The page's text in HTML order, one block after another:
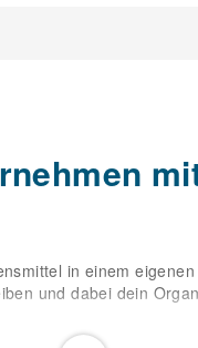
in einem
und dabei dein
nicht nur für Qualität,